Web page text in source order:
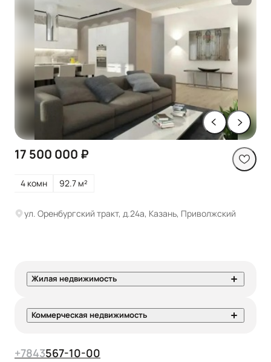
17 500 000 ₽
4 комн 92.7 м²
ул. Оренбургский тракт, д.24а, Казань, Приволжский
Жилая недвижимость
Коммерческая недвижимость
+7843567-10-00